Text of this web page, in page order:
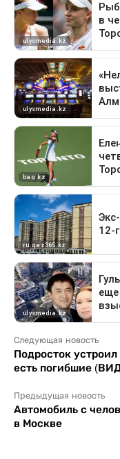
Следующая новость
Подросток
есть погибшие
Предыдущая новость
Автомобиль с
в Москве